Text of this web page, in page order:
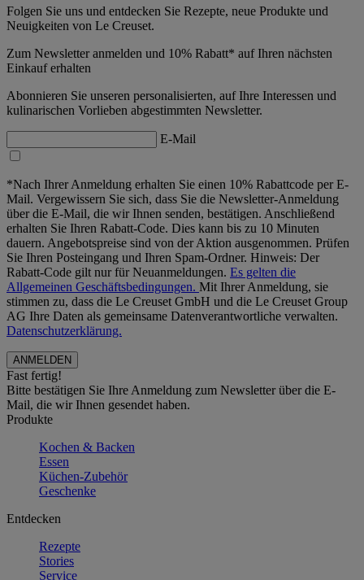
Folgen Sie uns und entdecken Sie Rezepte, neue Produkte und
Neuigkeiten von Le Creuset.
Zum Newsletter anmelden und 10% Rabatt* auf Ihren nächsten
Einkauf erhalten
Abonnieren Sie unseren personalisierten, auf Ihre Interessen und
kulinarischen Vorlieben abgestimmten Newsletter.
E-Mail
*Nach Ihrer Anmeldung erhalten Sie einen 10% Rabattcode per E-
Mail. Vergewissern Sie sich, dass Sie die Newsletter-Anmeldung
über die E-Mail, die wir Ihnen senden, bestätigen. Anschließend
erhalten Sie Ihren Rabatt-Code. Dies kann bis zu 10 Minuten
dauern. Angebotspreise sind von der Aktion ausgenommen. Prüfen
Sie Ihren Posteingang und Ihren Spam-Ordner. Hinweis: Der
Rabatt-Code gilt nur für Neuanmeldungen. Es gelten die
Allgemeinen Geschäftsbedingungen. Mit Ihrer Anmeldung, sie
stimmen zu, dass die Le Creuset GmbH und die Le Creuset Group
AG Ihre Daten als gemeinsame Datenverantwortliche verwalten.
Datenschutzerklärung.
Fast fertig!
Bitte bestätigen Sie Ihre Anmeldung zum Newsletter über die E-
Mail, die wir Ihnen gesendet haben.
Produkte
Kochen & Backen
Essen
Küchen-Zubehör
Geschenke
Entdecken
Rezepte
Stories
Service